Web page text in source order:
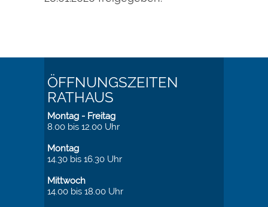
ÖFFNUNGSZEITEN
RATHAUS
Montag - Freitag
8.00 bis 12.00 Uhr
Montag
14.30 bis 16.30 Uhr
Mittwoch
14.00 bis 18.00 Uhr